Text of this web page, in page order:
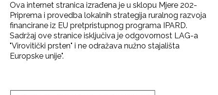
Ova internet stranica izrađena je u sklopu Mjere 202-
Priprema i provedba lokalnih strategija ruralnog razvoja
financirane iz EU pretpristupnog programa IPARD.
Sadržaj ove stranice isključiva je odgovornost LAG-a
"Virovitički prsten" i ne odražava nužno stajališta
Europske unije".